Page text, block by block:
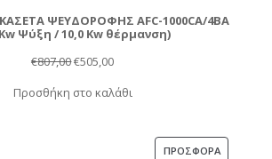
ΚΑΣΕΤΑ ΨΕΥΔΟΡΟΦΗΣ AFC-1000CA/4BA
Ψύξη / 10,0 Kw θέρμανση)
€807,00Original
was:
€505,00Η
τιμή
€505,00.
Προσθήκη στο καλάθι
ΠΡΟΣΦΟΡΆΠΡΟΪΌΝ